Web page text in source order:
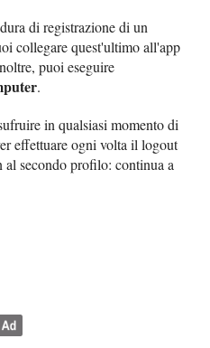
di registrazione di un
collegare quest'ultimo all'app
puoi eseguire
.
in qualsiasi momento di
effettuare ogni volta il logout
secondo profilo: continua a